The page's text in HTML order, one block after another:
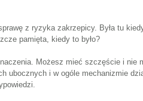
z ryzyka zakrzepicy. Była tu
pamięta, kiedy to było?
Możesz mieć szczęście i
ubocznych i w ogóle mechanizmie